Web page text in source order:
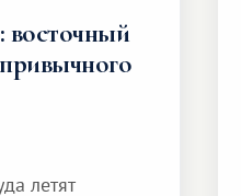
восточный
летят